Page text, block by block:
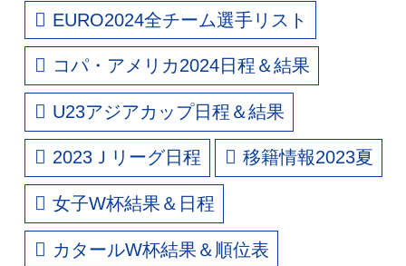
EURO2024全チーム選手リスト
コパ・アメリカ2024日程＆結果
U23アジアカップ日程＆結果
2023Ｊリーグ日程 移籍情報2023夏
女子W杯結果＆日程
カタールW杯結果＆順位表